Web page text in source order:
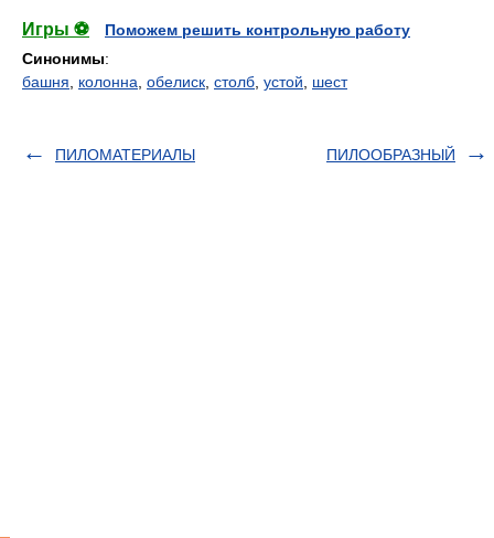
Игры ⚽
Поможем решить контрольную работу
Синонимы:
башня
колонна обелиск столб устой шест
ПИЛОМАТЕРИАЛЫ ПИЛООБРАЗНЫЙ